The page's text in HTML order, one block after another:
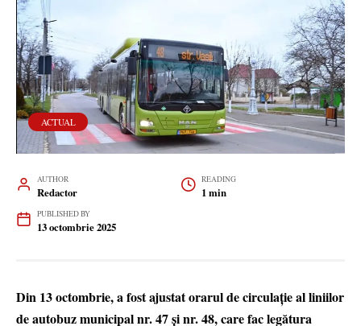
ACTUAL
AUTHOR
Redactor
READING
1 min
PUBLISHED BY
13 octombrie 2025
Din 13 octombrie, a fost ajustat orarul de circulație al liniilor
de autobuz municipal nr. 47 și nr. 48, care fac legătura